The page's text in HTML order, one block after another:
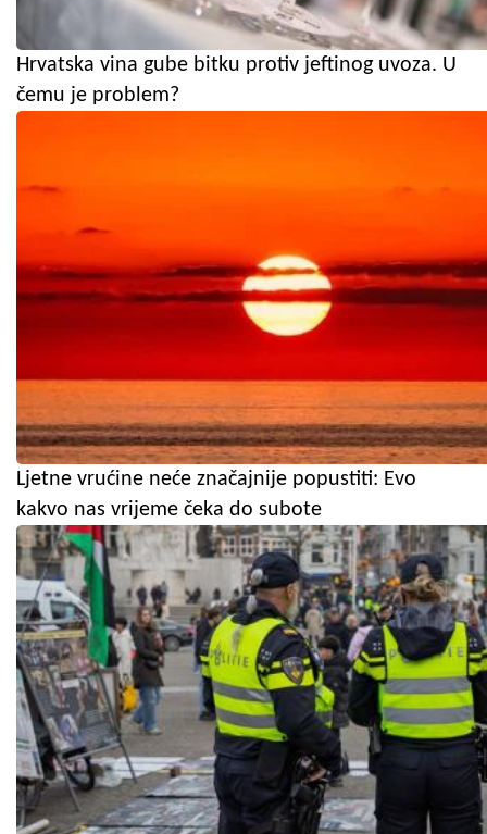
Hrvatska vina gube bitku protiv jeftinog uvoza. U
čemu je problem?
Ljetne vrućine neće značajnije popustiti: Evo
kakvo nas vrijeme čeka do subote